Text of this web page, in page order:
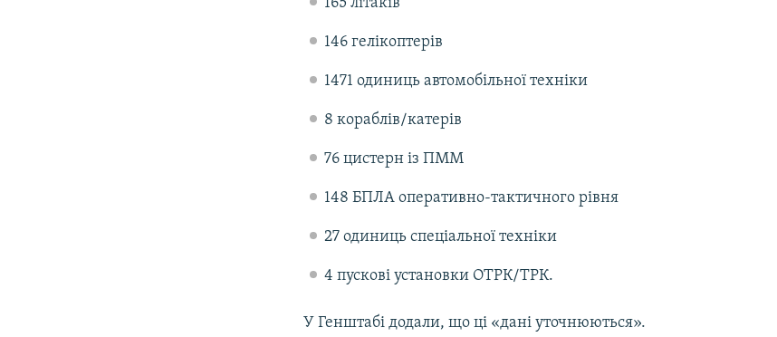
146 гелікоптерів
1471 одиниць автомобільної техніки
8 кораблів/катерів
76 цистерн із ПММ
148 БПЛА оперативно-тактичного рівня
27 одиниць спеціальної техніки
4 пускові установки ОТРК/ТРК.
У Генштабі додали, що ці «дані уточнюються».